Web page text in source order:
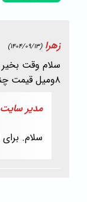
زهرا (1404/09/13)
سلام وقت
۸ومیل قیمت چند هست تعدادبالا
مدیر سایت
سلام.